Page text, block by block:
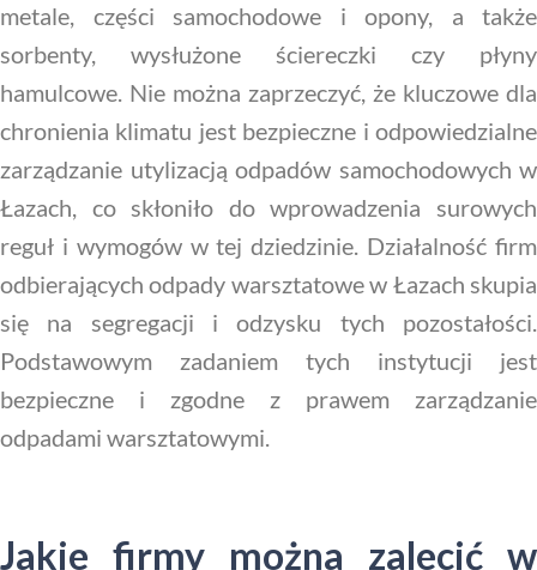
metale, części samochodowe i opony, a także
sorbenty, wysłużone ściereczki czy płyny
hamulcowe. Nie można zaprzeczyć, że kluczowe dla
chronienia klimatu jest bezpieczne i odpowiedzialne
zarządzanie utylizacją odpadów samochodowych w
Łazach, co skłoniło do wprowadzenia surowych
reguł i wymogów w tej dziedzinie. Działalność firm
odbierających odpady warsztatowe w Łazach skupia
się na segregacji i odzysku tych pozostałości.
Podstawowym zadaniem tych instytucji jest
bezpieczne i zgodne z prawem zarządzanie
odpadami warsztatowymi.
Jakie firmy można zalecić w